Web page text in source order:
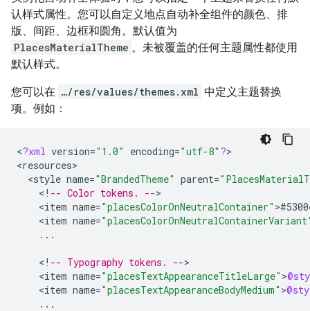
认样式属性。您可以自定义地点自动补全组件的颜色、排
版、间距、边框和圆角。默认值为
PlacesMaterialTheme 。未被覆盖的任何主题属性都使用
默认样式。
您可以在 …/res/values/themes.xml 中定义主题替换
项。例如：
<?xml version="1.0" encoding="utf-8" ?>
<resources
<style name="BrandedTheme" parent=
< ! -- Color tokens. --
<item name="placesColorOnNeutralContainer" >
<item name=
...
< ! -- Typography tokens. --
<item name="placesTextAppearanceTitleLarge" >
<item name="placesTextAppearanceBodyMedium" >
...